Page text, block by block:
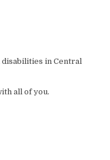
in Central
all of you.